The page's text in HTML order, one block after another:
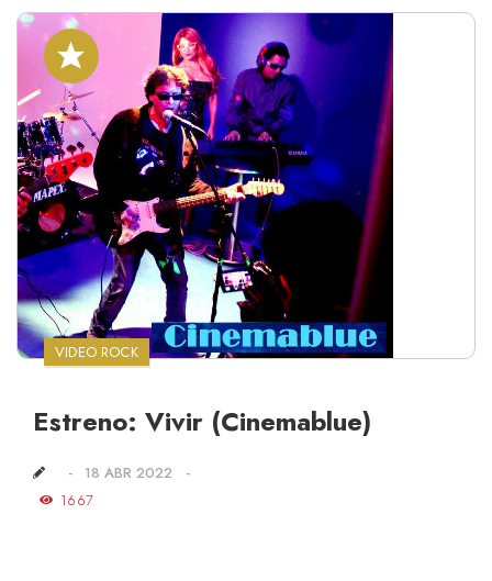
VIDEO ROCK
Estreno: Vivir (Cinemablue)
18 ABR 2022
1667